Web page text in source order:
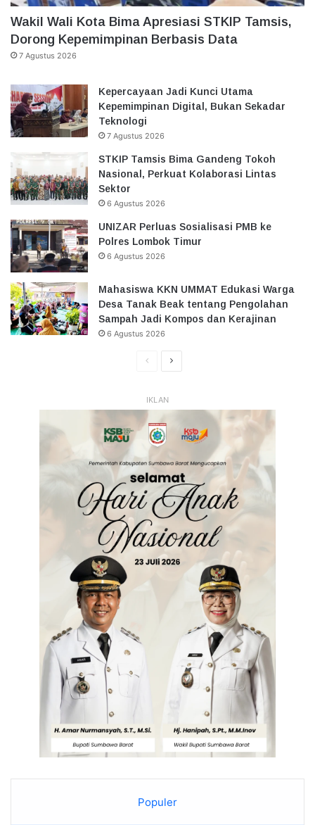
Wakil Wali Kota Bima Apresiasi STKIP Tamsis,
Dorong Kepemimpinan Berbasis Data
7 Agustus 2026
Kepercayaan Jadi Kunci Utama
Kepemimpinan Digital, Bukan Sekadar
Teknologi
7 Agustus 2026
STKIP Tamsis Bima Gandeng Tokoh
Nasional, Perkuat Kolaborasi Lintas
Sektor
6 Agustus 2026
UNIZAR Perluas Sosialisasi PMB ke
Polres Lombok Timur
6 Agustus 2026
Mahasiswa KKN UMMAT Edukasi Warga
Desa Tanak Beak tentang Pengolahan
Sampah Jadi Kompos dan Kerajinan
6 Agustus 2026
HalamanHalaman
IKLAN
Populer